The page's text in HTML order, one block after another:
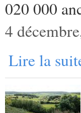
020 000
4
Lire la